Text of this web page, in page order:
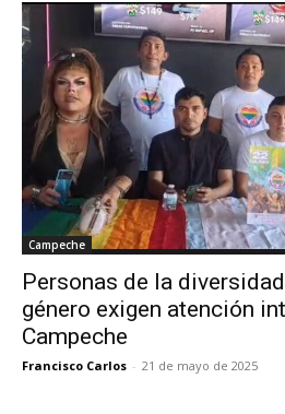
Campeche
Personas de la
género exigen atención
Campeche
Francisco Carlos - 21 de mayo de 2025